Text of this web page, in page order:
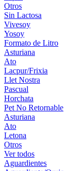
Otros
Sin Lactosa
Vivesoy
Yosoy
Formato de Litro
Asturiana
Ato
Lacpur/Frixia
Llet Nostra
Pascual
Horchata
Pet No Retornable
Asturiana
Ato
Letona
Otros
Ver todos
Aguardientes